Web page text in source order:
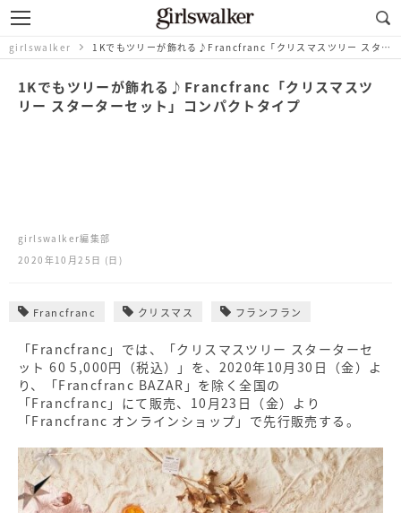
girlswalker 1Kでもツリーが飾れる♪Francfranc「クリスマスツリー スターターセット」コンパクトタイプ
1Kでもツリーが飾れる♪Francfranc「クリスマスツ
リー スターターセット」コンパクトタイプ
girlswalker編集部
2020年10月25日 (日)
Francfranc クリスマス フランフラン
「Francfranc」では、「クリスマスツリー スターターセ
ット 60 5,000円（税込）」を、2020年10月30日（金）よ
り、「Francfranc BAZAR」を除く全国の
「Francfranc」にて販売、10月23日（金）より
「Francfranc オンラインショップ」で先行販売する。